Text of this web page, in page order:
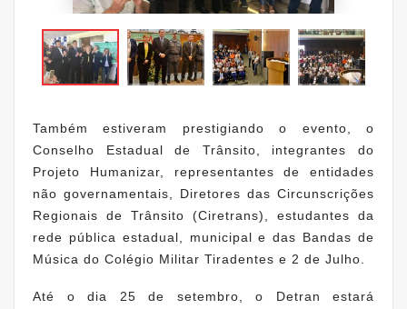
Também estiveram prestigiando o evento, o
Conselho Estadual de Trânsito, integrantes do
Projeto Humanizar, representantes de entidades
não governamentais, Diretores das Circunscrições
Regionais de Trânsito (Ciretrans), estudantes da
rede pública estadual, municipal e das Bandas de
Música do Colégio Militar Tiradentes e 2 de Julho.
Até o dia 25 de setembro, o Detran estará